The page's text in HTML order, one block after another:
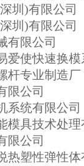
圳)有限公司
圳)有限公司
有限公司
爱使快速换
杆专业制造厂
限公司
系统有限公司
模具技术处
限公司
热塑性弹性